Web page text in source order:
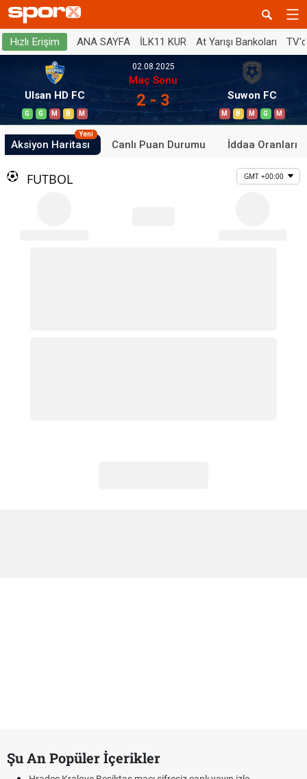
Hızlı Erişim ANA SAYFA İLK11 KUR At Yarışı Bankoları
Ulsan HD FC
G G M B M
02.08.2025
Maç Sonu
2 - 3 Suwon FC
M B M G M
Aksiyon Haritası
Yeni
Canlı Puan Durumu İddaa Oranları
FUTBOL GMT +00:00
Şu An Popüler İçerikler